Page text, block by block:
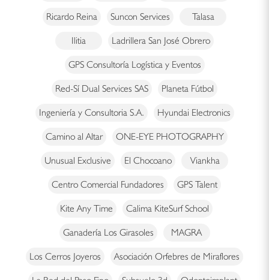
Ricardo Reina Suncon Services Talasa
Ilitia Ladrillera San José Obrero
GPS Consultoría Logística y Eventos
Red-Sí Dual Services SAS Planeta Fútbol
Ingeniería y Consultoria S.A. Hyundai Electronics
Camino al Altar ONE-EYE PHOTOGRAPHY
Unusual Exclusive El Chocoano Viankha
Centro Comercial Fundadores GPS Talent
Kite Any Time Calima KiteSurf School
Ganadería Los Girasoles MAGRA
Los Cerros Joyeros Asociación Orfebres de Miraflores